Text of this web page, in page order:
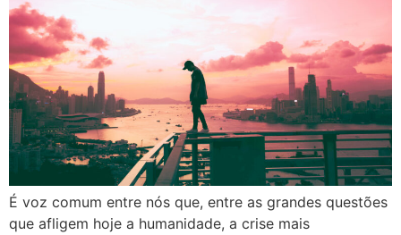
É voz comum entre nós que, entre as grandes questões
que afligem hoje a humanidade, a crise mais